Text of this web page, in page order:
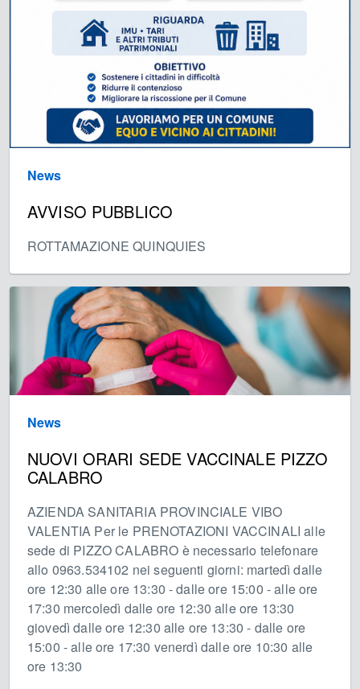
News
AVVISO PUBBLICO
ROTTAMAZIONE QUINQUIES
News
NUOVI ORARI SEDE VACCINALE PIZZO
CALABRO
AZIENDA SANITARIA PROVINCIALE VIBO
VALENTIA Per le PRENOTAZIONI VACCINALI alle
sede di PIZZO CALABRO è necessario telefonare
allo 0963.534102 nei seguenti giorni: martedì dalle
ore 12:30 alle ore 13:30 - dalle ore 15:00 - alle ore
17:30 mercoledì dalle ore 12:30 alle ore 13:30
giovedì dalle ore 12:30 alle ore 13:30 - dalle ore
15:00 - alle ore 17:30 venerdì dalle ore 10:30 alle
ore 13:30